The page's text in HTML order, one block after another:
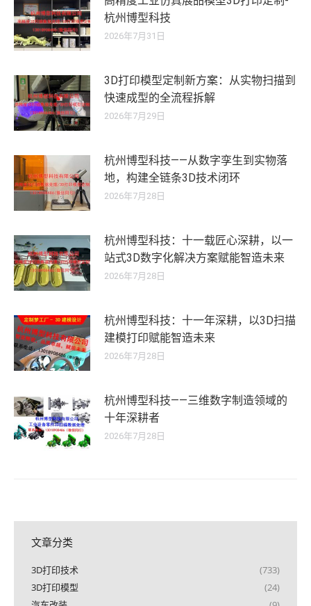
杭州博型科技
2026年7月31日
3D打印模型定制新方案：从实物扫描到
快速成型的全流程拆解
2026年7月29日
杭州博型科技——从数字孪生到实物落
地，构建全链条3D技术闭环
2026年7月28日
杭州博型科技：十一载匠心深耕，以一
站式3D数字化解决方案赋能智造未来
2026年7月28日
杭州博型科技：十一年深耕，以3D扫描
建模打印赋能智造未来
2026年7月28日
杭州博型科技——三维数字制造领域的
十年深耕者
2026年7月28日
文章分类
3D打印技术
(733)
3D打印模型
(24)